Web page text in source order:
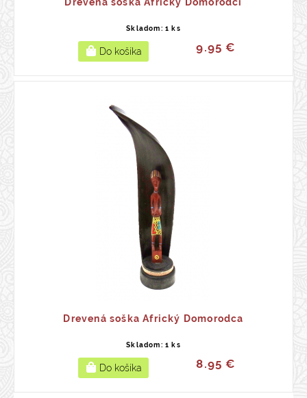
Drevená soška Africký Domorodci
Skladom: 1 ks
9.95 €
Drevená soška Africký Domorodca
Skladom: 1 ks
8.95 €